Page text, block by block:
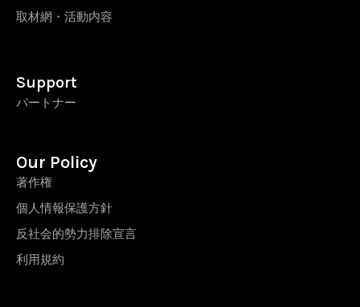
取材網・活動内容
Support
パートナー
Our Policy
著作権
個人情報保護方針
反社会的勢力排除宣言
利用規約